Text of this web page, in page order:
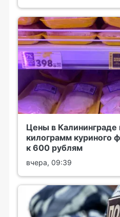
Цены в Калининграде
килограмм куриного
к 600 рублям
вчера, 09:39